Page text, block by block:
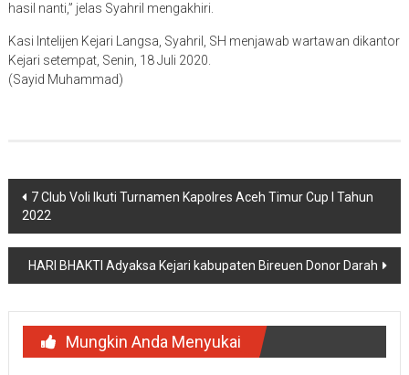
hasil nanti,” jelas Syahril mengakhiri.
Kasi Intelijen Kejari Langsa, Syahril, SH menjawab wartawan dikantor
Kejari setempat, Senin, 18 Juli 2020.
(Sayid Muhammad)
Navigasi
pos
7 Club Voli Ikuti Turnamen Kapolres Aceh Timur Cup I Tahun
2022
HARI BHAKTI Adyaksa Kejari kabupaten Bireuen Donor Darah
Mungkin Anda Menyukai